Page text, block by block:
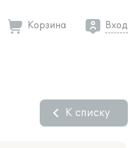
Корзина Вход
К списку